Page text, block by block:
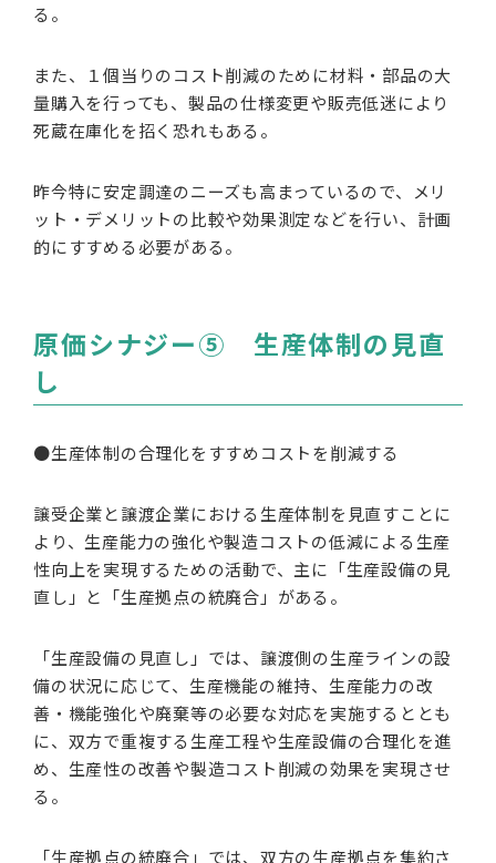
る。
また、１個当りのコスト削減のために材料・部品の大
量購入を行っても、製品の仕様変更や販売低迷により
死蔵在庫化を招く恐れもある。
昨今特に安定調達のニーズも高まっているので、メリ
ット・デメリットの比較や効果測定などを行い、計画
的にすすめる必要がある。
原価シナジー⑤ 生産体制の見直
し
●生産体制の合理化をすすめコストを削減する
譲受企業と譲渡企業における生産体制を見直すことに
より、生産能力の強化や製造コストの低減による生産
性向上を実現するための活動で、主に「生産設備の見
直し」と「生産拠点の統廃合」がある。
「生産設備の見直し」では、譲渡側の生産ラインの設
備の状況に応じて、生産機能の維持、生産能力の改
善・機能強化や廃棄等の必要な対応を実施するととも
に、双方で重複する生産工程や生産設備の合理化を進
め、生産性の改善や製造コスト削減の効果を実現させ
る。
「生産拠点の統廃合」では、双方の生産拠点を集約さ